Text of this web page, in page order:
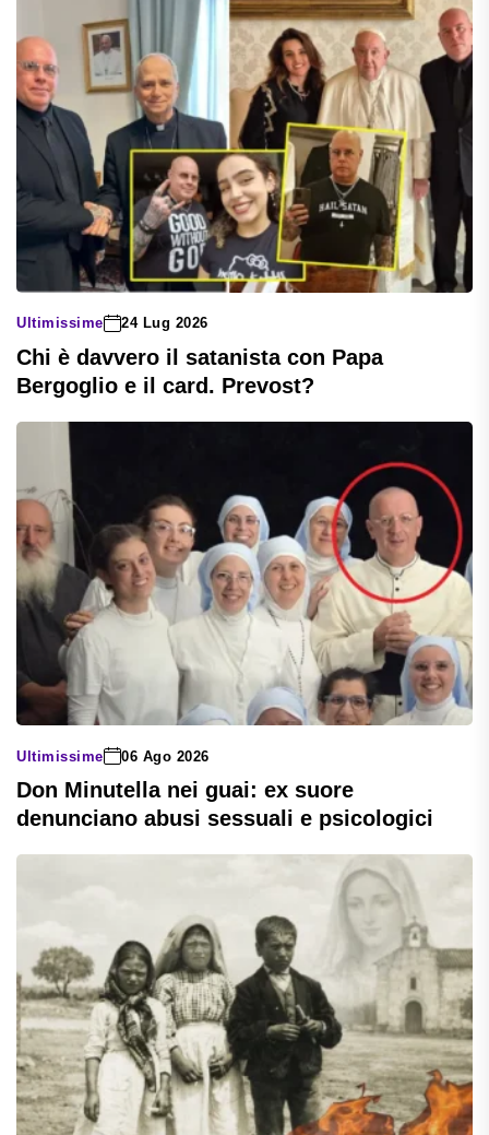
Ultimissime 24 Lug 2026
Chi è davvero il satanista con Papa
Bergoglio e il card. Prevost?
Ultimissime 06 Ago 2026
Don Minutella nei guai: ex suore
denunciano abusi sessuali e psicologici